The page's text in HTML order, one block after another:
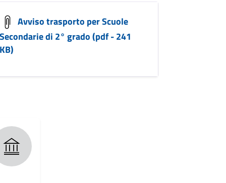
Avviso trasporto per Scuole
di 2° grado (pdf - 241